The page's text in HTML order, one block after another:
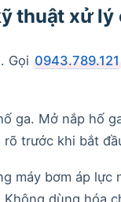
thuật xử lý
Gọi 0943.789.121
ga. Mở nắp hố
rõ trước khi bắt
máy bơm áp
dùng hóa